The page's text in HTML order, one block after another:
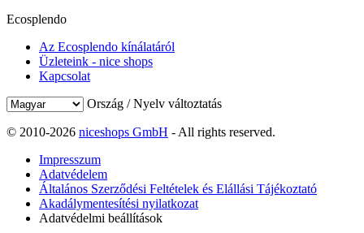
Ecosplendo
Az Ecosplendo kínálatáról
Üzleteink - nice shops
Kapcsolat
Ország / Nyelv változtatás
© 2010-2026 niceshops GmbH - All rights reserved.
Impresszum
Adatvédelem
Általános Szerződési Feltételek és Elállási Tájékoztató
Akadálymentesítési nyilatkozat
Adatvédelmi beállítások